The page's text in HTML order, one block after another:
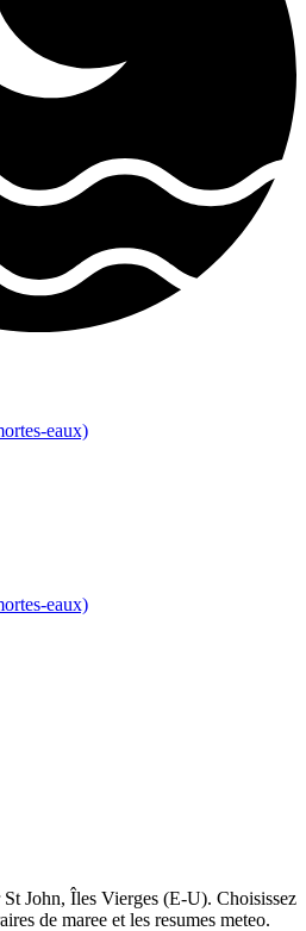
eaux)
eaux)
John, Îles Vierges (E-U). Choisissez
de maree et les resumes meteo.